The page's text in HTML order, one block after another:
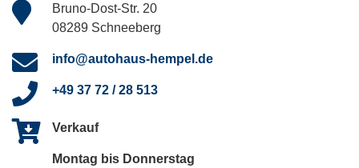
Bruno-Dost-Str. 20
08289 Schneeberg
info@autohaus-hempel.de
+49 37 72 / 28 513
Verkauf
Montag bis Donnerstag